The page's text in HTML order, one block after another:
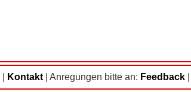
Kontakt| Anregungen bitte an: Feedback